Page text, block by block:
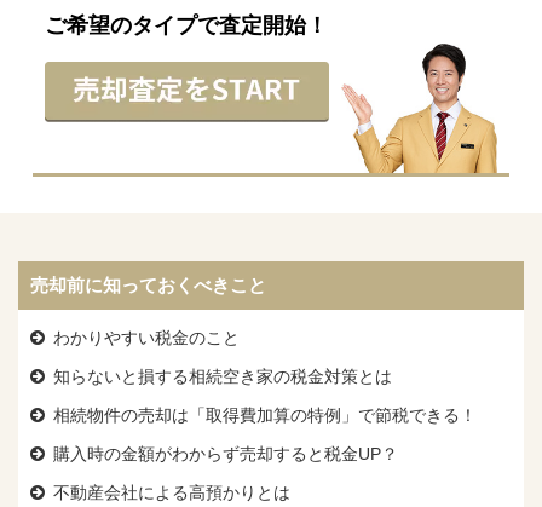
ご希望のタイプで査定開始！
売却前に知っておくべきこと
わかりやすい税金のこと
知らないと損する相続空き家の税金対策とは
相続物件の売却は「取得費加算の特例」で節税できる！
購入時の金額がわからず売却すると税金UP？
不動産会社による高預かりとは